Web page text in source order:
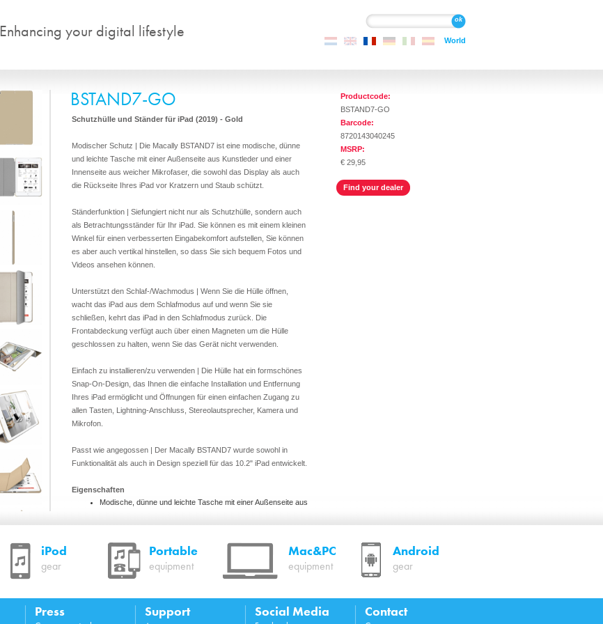
Enhancing your digital lifestyle Recherche
World
BSTAND7-GO
Schutzhülle und Ständer für iPad (2019) - Gold
Modischer Schutz | Die Macally BSTAND7 ist eine modische, dünne
und leichte Tasche mit einer Außenseite aus Kunstleder und einer
Innenseite aus weicher Mikrofaser, die sowohl das Display als auch
die Rückseite Ihres iPad vor Kratzern und Staub schützt.
Ständerfunktion | Siefungiert nicht nur als Schutzhülle, sondern auch
als Betrachtungsständer für Ihr iPad. Sie können es mit einem kleinen
Winkel für einen verbesserten Eingabekomfort aufstellen, Sie können
es aber auch vertikal hinstellen, so dass Sie sich bequem Fotos und
Videos ansehen können.
Unterstützt den Schlaf-/Wachmodus | Wenn Sie die Hülle öffnen,
wacht das iPad aus dem Schlafmodus auf und wenn Sie sie
schließen, kehrt das iPad in den Schlafmodus zurück. Die
Frontabdeckung verfügt auch über einen Magneten um die Hülle
geschlossen zu halten, wenn Sie das Gerät nicht verwenden.
Einfach zu installieren/zu verwenden | Die Hülle hat ein formschönes
Snap-On-Design, das Ihnen die einfache Installation und Entfernung
Ihres iPad ermöglicht und Öffnungen für einen einfachen Zugang zu
allen Tasten, Lightning-Anschluss, Stereolautsprecher, Kamera und
Mikrofon.
Passt wie angegossen | Der Macally BSTAND7 wurde sowohl in
Funktionalität als auch in Design speziell für das 10.2" iPad entwickelt.
Eigenschaften
Modische, dünne und leichte Tasche mit einer Außenseite aus
Die Hülle fungiert auch als Ständer mit zwei
Betrachtungspositionen für ein verbessertes Eingabe- und
Betrachtungserlebnis.
auf dem iPad und enthält einen Magneten, der die Hülle
geschlossen hält
Öffnungen für alle Tasten, Lightning-Anschluss,
Productcode:
BSTAND7-GO
Barcode:
8720143040245
MSRP:
€ 29,95
Find your dealer
iPod
gear
Portable
equipment
Mac&PC
equipment
Android
gear
Press Support Social Media Contact